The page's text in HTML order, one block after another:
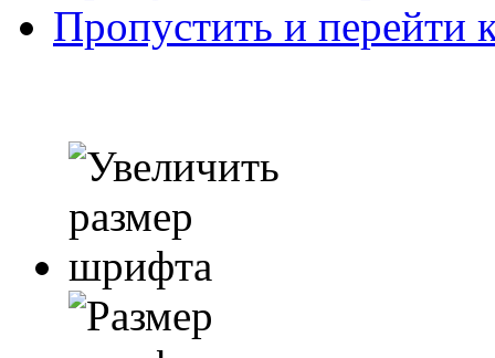
Пропустить и перейти